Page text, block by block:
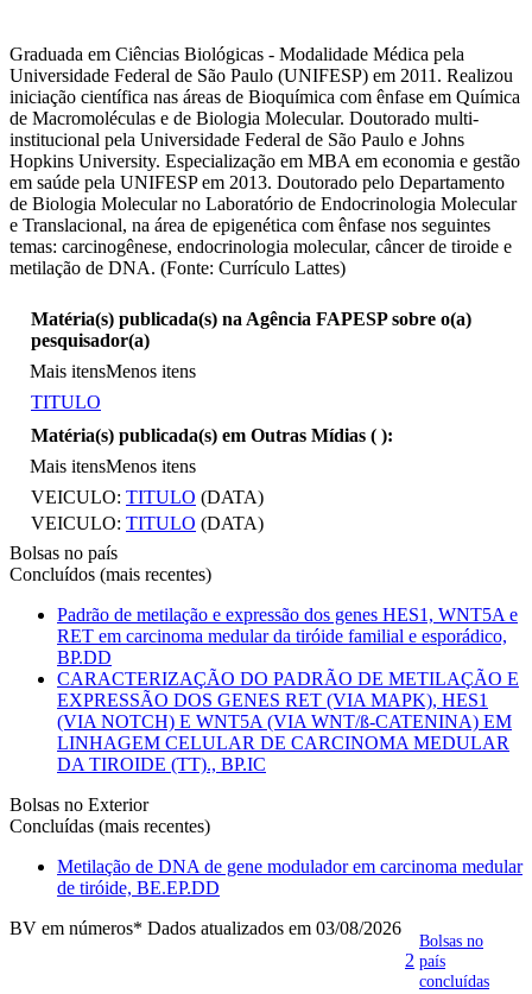
Graduada em Ciências Biológicas - Modalidade Médica pela
Universidade Federal de São Paulo (UNIFESP) em 2011. Realizou
iniciação científica nas áreas de Bioquímica com ênfase em Química
de Macromoléculas e de Biologia Molecular. Doutorado multi-
institucional pela Universidade Federal de São Paulo e Johns
Hopkins University. Especialização em MBA em economia e gestão
em saúde pela UNIFESP em 2013. Doutorado pelo Departamento
de Biologia Molecular no Laboratório de Endocrinologia Molecular
e Translacional, na área de epigenética com ênfase nos seguintes
temas: carcinogênese, endocrinologia molecular, câncer de tiroide e
metilação de DNA. (Fonte: Currículo Lattes)
Matéria(s) publicada(s) na Agência FAPESP sobre o(a)
pesquisador(a)
Mais itensMenos itens
TITULO
Matéria(s) publicada(s) em Outras Mídias ( ):
Mais itensMenos itens
VEICULO: TITULO (DATA)
VEICULO: TITULO (DATA)
Bolsas no país
Concluídos (mais recentes)
Padrão de metilação e expressão dos genes HES1, WNT5A e
RET em carcinoma medular da tiróide familial e esporádico,
BP.DD
CARACTERIZAÇÃO DO PADRÃO DE METILAÇÃO E
EXPRESSÃO DOS GENES RET (VIA MAPK), HES1
(VIA NOTCH) E WNT5A (VIA WNT/ß-CATENINA) EM
LINHAGEM CELULAR DE CARCINOMA MEDULAR
DA TIROIDE (TT)., BP.IC
Bolsas no Exterior
Concluídas (mais recentes)
Metilação de DNA de gene modulador em carcinoma medular
de tiróide, BE.EP.DD
BV em números* Dados atualizados em 03/08/2026
2
Bolsas no
país
concluídas